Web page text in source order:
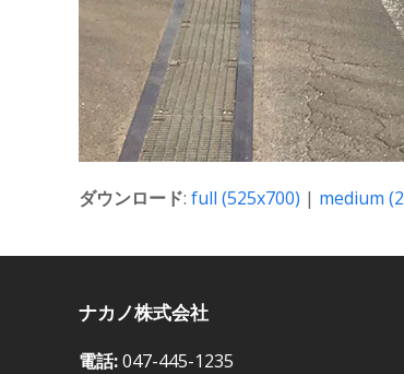
ダウンロード: full (525x700) | medium
ナカノ株式会社
電話:047-445-1235